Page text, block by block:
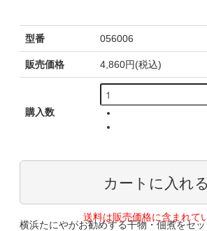
型番 056006
販売価格 4,860円(税込)
購入数
送料は販売価格に含まれて
横浜たにやがお勧めする干物・佃煮をセッ